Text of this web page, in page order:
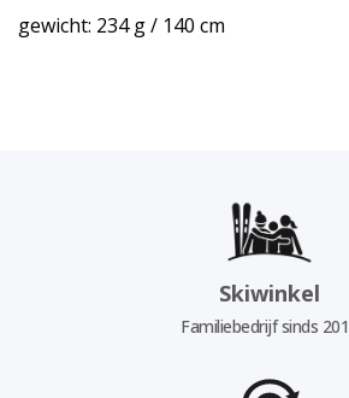
gewicht: 234 g / 140 cm
Skiwinkel
Familiebedrijf sinds